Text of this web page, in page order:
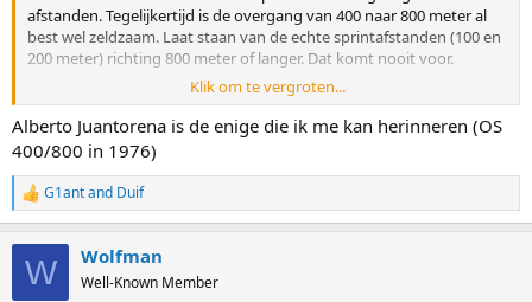
afstanden. Tegelijkertijd is de overgang van 400 naar 800 meter al
best wel zeldzaam. Laat staan van de echte sprintafstanden (100 en
200 meter) richting 800 meter of langer. Dat komt nooit voor.
In het moderne schaatsen waren er natuurlijk wel 1000-meter-
specialisten die vandaaruit ook weleens een 500 én een 1500 meter
wonnen. Erben Wennemars, Jan Bos, Igor Zjelezovski. Maar dat
waren geen echte specialisten op alle drie de afstanden. Stolz is dat
wel. En zij konden ook niet allrouden zoals Stolz. Wennemars komt
er het dichtste bij in de buurt. Die zou, alles alles meegezeten had,
misschien ook een massastart hebben kunnen winnen in zijn
topjaren. Maar hij had natuurlijk niet de klasse van Stolz.
De range van Stolz is echt bijzonder. Vergelijken met Heiden of
Klik om te vergroten...
Alberto Juantorena is de enige die ik me kan herinneren (OS
400/800 in 1976)
R
e
c
G1antand Duif
W Wolfman
Well-Known Member